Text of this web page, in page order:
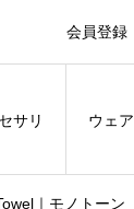
会員登録
サリ ウェア
｜モノトーン